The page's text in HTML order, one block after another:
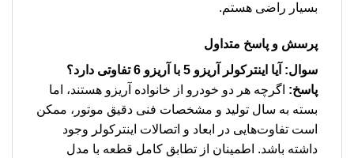
بسیار راضی هستم.
پرسش و پاسخ متداول
سوال: آیا اینترکولر آریزو 5 با آریزو 6 تفاوتی دارد؟
پاسخ: اگرچه هر دو خودرو از خانواده آریزو هستند، اما
بسته به سال تولید و مشخصات فنی دقیق موتور، ممکن
است تفاوت‌هایی در ابعاد و اتصالات اینترکولر وجود
داشته باشد. اطمینان از تطابق کامل قطعه با مدل